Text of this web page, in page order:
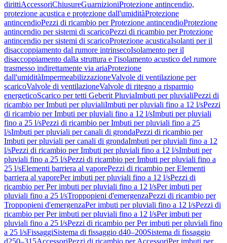
dirittiAccessoriChiusureGuarnizioniProtezione antincendio,
protezione acustica e protezione dall'umiditàProtezione
antincendioPezzi di ricambio per Protezione antincendioProtezione
antincendio per sistemi di scaricoPezzi di ricambio per Protezione
antincendio per sistemi di scaricoProtezione acusticaIsolanti per il
disaccoppiamento dal rumore intrinsecoIsolamento per il
disaccoppiamento dalla struttura e l'isolamento acustico del rumore
trasmesso indirettamente via ariaProtezione
dall'umiditàImpermeabilizzazioneValvole di ventilazione per
scaricoValvole di ventilazioneValvole di ritegno a risparmio
energeticoScarico per tetti Geberit PluviaImbuti per pluvialiPezzi di
ricambio per Imbuti per pluvialiImbuti per pluviali fino a 12 l/sPezzi
di ricambio per Imbuti per pluviali fino a 12 l/sImbuti per pluviali
fino a 25 l/sPezzi di ricambio per Imbuti per pluviali fino a 25
l/sImbuti per pluviali per canali di grondaPezzi di ricambio per
Imbuti per pluviali per canali di grondaImbuti per pluviali fino a 12
l/sPezzi di ricambio per Imbuti per pluviali fino a 12 l/sImbuti per
pluviali fino a 25 l/sPezzi di ricambio per Imbuti per pluviali fino a
25 l/sElementi barriera al vaporePezzi di ricambio per Elementi
barriera al vaporePer imbuti per pluviali fino a 12 l/sPezzi di
ricambio per Per imbuti per pluviali fino a 12 l/sPer imbuti per
pluviali fino a 25 l/sTroppopieni d'emergenzaPezzi di ricambio per
Troppopieni d'emergenzaPer imbuti per pluviali fino a 12 l/sPezzi di
ricambio per Per imbuti per pluviali fino a 12 l/sPer imbuti per
pluviali fino a 25 l/sPezzi di ricambio per Per imbuti per pluviali fino
a 25 l/sFissaggiSistema di fissaggio d40–200Sistema di fissaggio
d250–315AccessoriPezzi di ricambio per AccessoriPer imbuti per